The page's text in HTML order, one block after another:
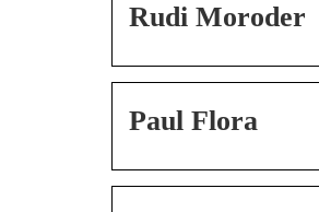
Rudi Moroder
Paul Flora